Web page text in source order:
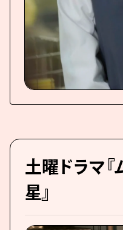
土曜ドラマ『
星』